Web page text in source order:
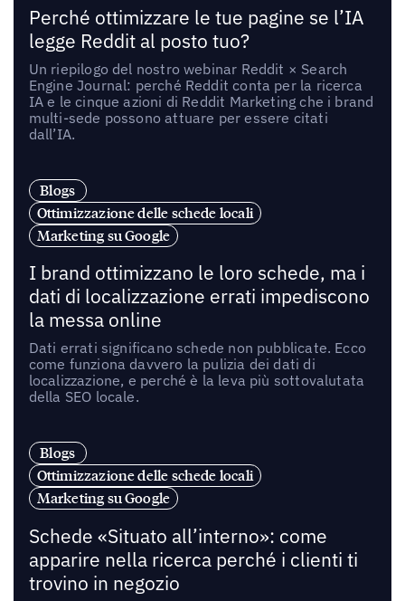
Perché ottimizzare le tue pagine se l’IA
legge Reddit al posto tuo?
Un riepilogo del nostro webinar Reddit × Search
Engine Journal: perché Reddit conta per la ricerca
IA e le cinque azioni di Reddit Marketing che i brand
multi-sede possono attuare per essere citati
dall’IA.
Blogs
Ottimizzazione delle schede locali
Marketing su Google
I brand ottimizzano le loro schede, ma i
dati di localizzazione errati impediscono
la messa online
Dati errati significano schede non pubblicate. Ecco
come funziona davvero la pulizia dei dati di
localizzazione, e perché è la leva più sottovalutata
della SEO locale.
Blogs
Ottimizzazione delle schede locali
Marketing su Google
Schede «Situato all’interno»: come
apparire nella ricerca perché i clienti ti
trovino in negozio